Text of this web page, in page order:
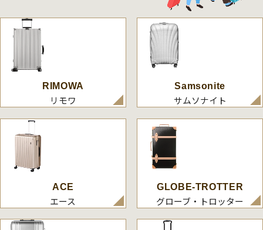
RIMOWA
リモワ
Samsonite
サムソナイト
ACE
エース
GLOBE-TROTTER
グローブ・トロッター